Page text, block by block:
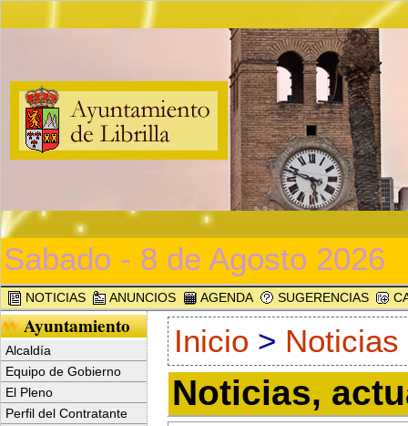
Sabado - 8 de Agosto 2026
NOTICIAS ANUNCIOS AGENDA SUGERENCIAS
Ayuntamiento
Alcaldía
Equipo de Gobierno
El Pleno
Perfil del Contratante
Inicio > Noticias
Noticias,